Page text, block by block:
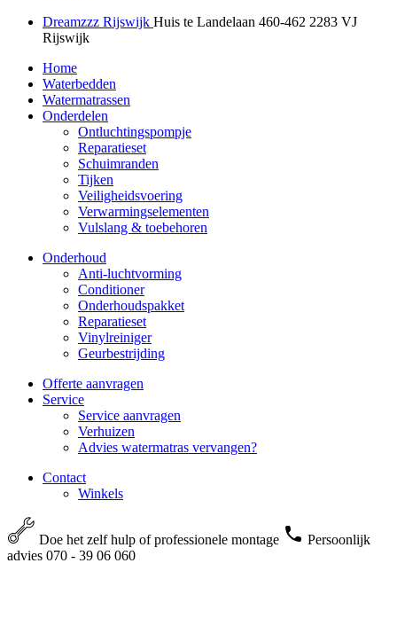
Dreamzzz Rijswijk Huis te Landelaan 460-462 2283 VJ
Rijswijk
Home
Waterbedden
Watermatrassen
Onderdelen
Ontluchtingspompje
Reparatieset
Schuimranden
Tijken
Veiligheidsvoering
Verwarmingselementen
Vulslang & toebehoren
Onderhoud
Anti-luchtvorming
Conditioner
Onderhoudspakket
Reparatieset
Vinylreiniger
Geurbestrijding
Offerte aanvragen
Service
Service aanvragen
Verhuizen
Advies watermatras vervangen?
Contact
Winkels
Doe het zelf hulp of professionele montage
Persoonlijk
advies 070 - 39 06 060